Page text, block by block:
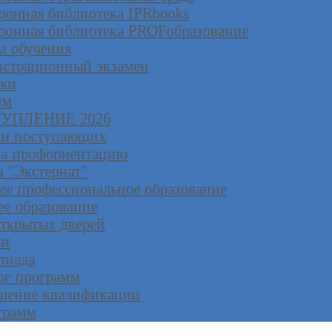
библиотека IPRbooks
библиотека PROFобразование
обучения
экзамен
2026
поступающих
профориентацию
"Экстернат"
профессиональное образование
образование
дверей
программ
квалификации